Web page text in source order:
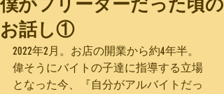
僕がフリーターだった頃の
お話し①
2022年2月。お店の開業から約4年半。
偉そうにバイトの子達に指導する立場
となった今、『自分がアルバイトだっ